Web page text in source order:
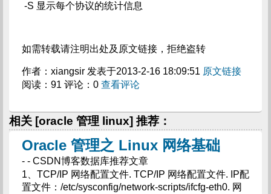
-S 显示每个协议的统计信息
如需转载请注明出处及原文链接，拒绝盗转
作者：xiangsir 发表于2013-2-16 18:09:51 原文链接
阅读：91 评论：0 查看评论
相关 [oracle 管理 linux] 推荐：
Oracle 管理之 Linux 网络基础
- - CSDN博客数据库推荐文章
1、TCP/IP 网络配置文件. TCP/IP 网络配置文件. IP配
置文件：/etc/sysconfig/network-scripts/ifcfg-eth0. 网